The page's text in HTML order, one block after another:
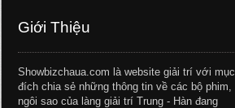
Giới Thiệu
Showbizchaua.com là website giải trí với mục
đích chia sẻ những thông tin về các bộ phim,
ngôi sao của làng giải trí Trung - Hàn đang